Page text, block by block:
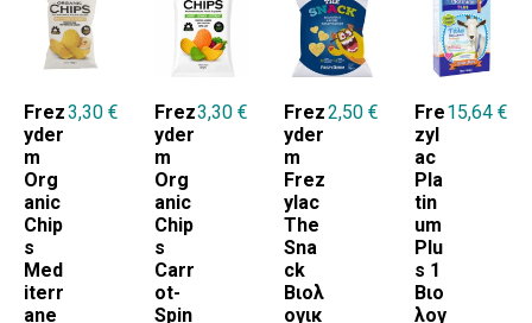
SANILAC
ΗΛΙΚΙΑ ΑΠΟ
Frez
yder
m
Org
anic
Chip
s
Med
iterr
ane
3,30 €
Frez
yder
m
Org
anic
Chip
s
Carr
ot-
Spin
3,30 €
Frez
yder
m
Frez
ylac
The
Sna
ck
Βιολ
ογικ
2,50 €
Fre
zyl
ac
Pla
tin
um
Plu
s 1
Βιο
λογ
15,64 €